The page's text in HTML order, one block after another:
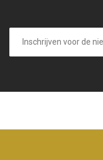
E-
mailadres